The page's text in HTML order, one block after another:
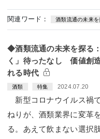
関連ワード： 酒類流通の未来を
◆酒類流通の未来を探る
く」待ったなし 価値創
れる時代
酒類 特集 2024.07.20
新型コロナウイルス禍
ねりが、酒類業界に変革
る。あえて飲まない選択